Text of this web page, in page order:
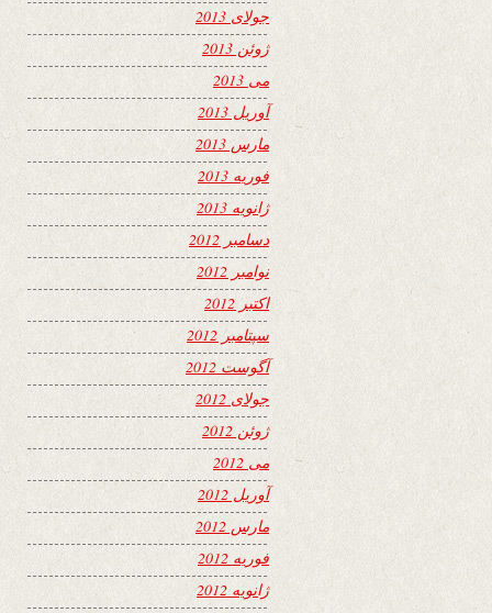
جولای 2013
ژوئن 2013
می 2013
آوریل 2013
مارس 2013
فوریه 2013
ژانویه 2013
دسامبر 2012
نوامبر 2012
اکتبر 2012
سپتامبر 2012
آگوست 2012
جولای 2012
ژوئن 2012
می 2012
آوریل 2012
مارس 2012
فوریه 2012
ژانویه 2012